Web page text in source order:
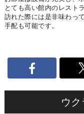
とても高い館内のレスト
訪れた際には是非味わっ
手配も可能です。
ウ